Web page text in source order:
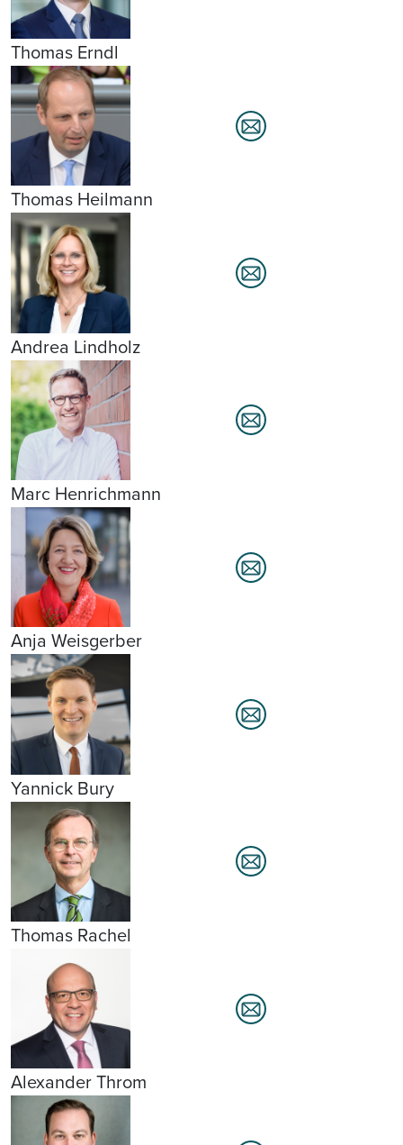
Thomas Erndl
Thomas Heilmann
Andrea Lindholz
Marc Henrichmann
Anja Weisgerber
Yannick Bury
Thomas Rachel
Alexander Throm